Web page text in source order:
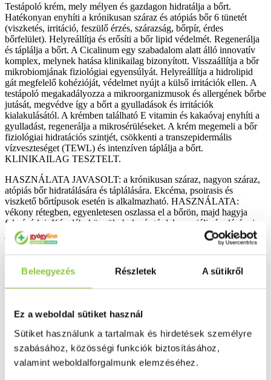
Beleegyezés Részletek A sütikről
Ez a weboldal sütiket használ
Sütiket használunk a tartalmak és hirdetések személyre
szabásához, közösségi funkciók biztosításához,
valamint weboldalforgalmunk elemzéséhez.
Testápoló krém, mely mélyen és gazdagon hidratálja a bőrt.
Hatékonyan enyhíti a krónikusan száraz és atópiás bőr 6 tünetét
(viszketés, irritáció, feszülő érzés, szárazság, bőrpír, érdes
bőrfelület). Helyreállítja és erősíti a bőr lipid védelmét. Regenerálja
és táplálja a bőrt. A Cicalinum egy szabadalom alatt álló innovatív
komplex, melynek hatása klinikailag bizonyított. Visszaállítja a bőr
mikrobiomjának fiziológiai egyensúlyát. Helyreállítja a hidrolipid
gát megfelelő kohézióját, védelmet nyújt a külső irritációk ellen. A
testápoló megakadályozza a mikroorganizmusok és allergének bőrbe
jutását, megvédve így a bőrt a gyulladások és irritációk
kialakulásától. A krémben található E vitamin és kakaóvaj enyhíti a
gyulladást, regenerálja a mikrosérüléseket. A krém megemeli a bőr
fiziológiai hidratációs szintjét, csökkenti a transzepidermális
vízveszteséget (TEWL) és intenzíven táplálja a bőrt.
KLINIKAILAG TESZTELT.
HASZNÁLATA JAVASOLT: a krónikusan száraz, nagyon száraz,
atópiás bőr hidratálására és táplálására. Ekcéma, psoirasis és
viszkető bőrtípusok esetén is alkalmazható. HASZNÁLATA:
vékony rétegben, egyenletesen oszlassa el a bőrön, majd hagyja
felszívódni. Kéz, láb, könyök, boka és térdek speciális ápolására is
javasolt.
E vitamin, glycerin
INCI: Aqua, Cocos Nucifera Oil, Glycerin, Glyceryl Stearate,
-100 Stearate, Isocetyl Stearate, Cyclohexasiloxane,
Cyclopentasiloxane, Lanolin Alcohol, Magnesium Carboxymethyl
Beta-Glucan, Linum Usitatissimum Seed Oil, Tocopheryl Acetate,
Acrylates/C10-30 Alkyl Acrylate Crosspolymer, Triethanolamine,
Phenoxyethanol, Ethylhexylglycerin, Parfum